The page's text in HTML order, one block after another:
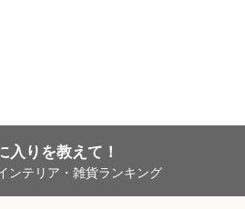
入りを教えて！
ンテリア・雑貨ランキング